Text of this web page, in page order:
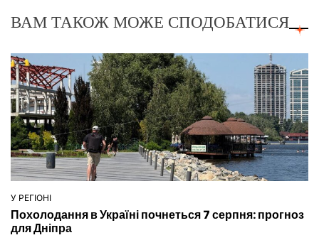
ВАМ ТАКОЖ МОЖЕ СПОДОБАТИСЯ
ОПУБЛІКУВАТИ
У РЕГІОНІ
Похолодання в Україні почнеться 7 серпня: прогноз
для Дніпра